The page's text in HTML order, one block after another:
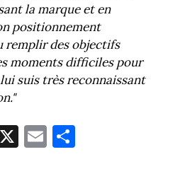
la marque et en
positionnement
remplir des objectifs
moments difficiles pour
suis très reconnaissant
X E
m
Pa
rt